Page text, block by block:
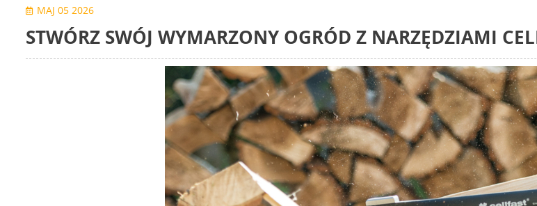
MAJ 05 2026
STWÓRZ SWÓJ WYMARZONY OGRÓD Z NARZĘDZIAMI